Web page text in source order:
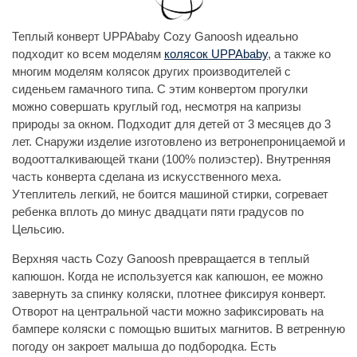
Теплый конверт UPPAbaby Cozy Ganoosh идеально
подходит ко всем моделям колясок UPPAbaby, а также ко
многим моделям колясок других производителей с
сиденьем гамачного типа. С этим конвертом прогулки
можно совершать круглый год, несмотря на капризы
природы за окном. Подходит для детей от 3 месяцев до 3
лет. Снаружи изделие изготовлено из ветронепроницаемой и
водоотталкивающей ткани (100% полиэстер). Внутренняя
часть конверта сделана из искусственного меха.
Утеплитель легкий, не боится машиной стирки, согревает
ребенка вплоть до минус двадцати пяти градусов по
Цельсию.
Верхняя часть Cozy Ganoosh превращается в теплый
капюшон. Когда не используется как капюшон, ее можно
завернуть за спинку коляски, плотнее фиксируя конверт.
Отворот на центральной части можно зафиксировать на
бампере коляски с помощью вшитых магнитов. В ветренную
погоду он закроет малыша до подбородка. Есть